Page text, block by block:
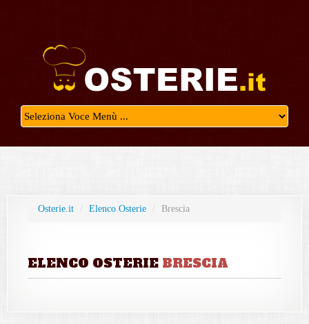
Osterie.it / Elenco Osterie / Brescia
ELENCO OSTERIE BRESCIA